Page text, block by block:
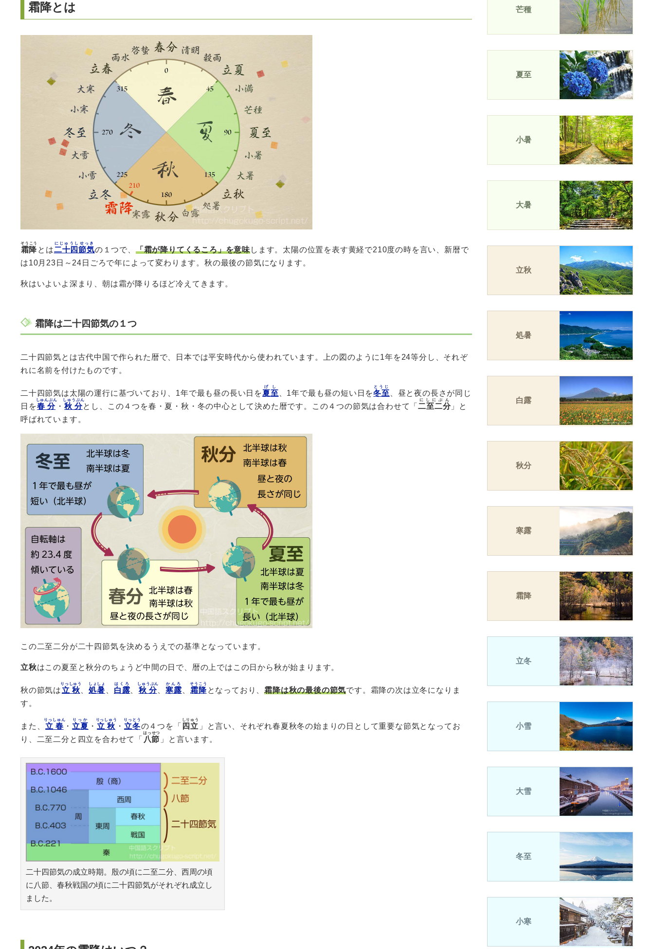
霜降とは
霜降
そうこう
とは二十四節気
にじゅうしせっき
の１つで、 「霜が降りてくるころ」を意味します。太陽の位置を表す黄経で210度の時を言い、新暦で
は10月23日～24日ごろで年によって変わります。秋の最後の節気になります。
秋はいよいよ深まり、朝は霜が降りるほど冷えてきます。
霜降は二十四節気の１つ
二十四節気とは古代中国で作られた暦で、日本では平安時代から使われています。上の図のように1年を24等分し、それぞ
れに名前を付けたものです。
二十四節気は太陽の運行に基づいており、1年で最も昼の長い日を夏至
げし
、1年で最も昼の短い日を冬至
とうじ
、昼と夜の長さが同じ
日を春分
しゅんぶん
・ 秋分
しゅうぶん
とし、この４つを春・夏・秋・冬の中心として決めた暦です。この４つの節気は合わせて「二至二分
にしにぶん
」と
呼ばれています。
この二至二分が二十四節気を決めるうえでの基準となっています。
立秋はこの夏至と秋分のちょうど中間の日で、暦の上ではこの日から秋が始まります。
秋の節気は 立秋
りっしゅう
処暑
しょしょ
白露
はくろ
秋分
しゅうぶん
寒露
かんろ
霜降
そうこう
となっており、霜降は秋の最後の節気です。霜降の次は立冬になりま
す。
また、 立春
りっしゅん
・ 立夏
りっか
・ 立秋
りっしゅう
・ 立冬
りっとう
の４つを「 四立
しりゅう
」と言い、それぞれ春夏秋冬の始まりの日として重要な節気となってお
り、二至二分と四立を合わせて「 八節
はっせつ
」と言います。
二十四節気の成立時期。殷の頃に二至二分、西周の頃
に八節、春秋戦国の頃に二十四節気がそれぞれ成立し
ました。
芒種
夏至
小暑
大暑
立秋
処暑
白露
秋分
寒露
霜降
立冬
小雪
大雪
冬至
小寒